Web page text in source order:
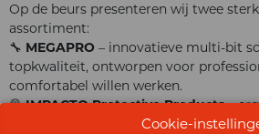
Op de beurs presenteren wij twee
assortiment:
🔧 MEGAPRO – innovatieve multi-bit
topkwaliteit, ontworpen voor
comfortabel willen werken.
🦺IMPACTO Protective Products–
oplossingen voor hand- en
Cookie-